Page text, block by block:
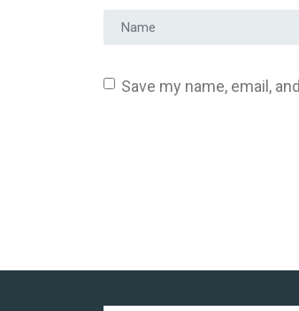
Prénom et nom
Save my name, email,